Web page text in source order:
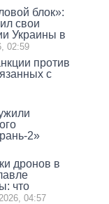
блок»:
свои
Украины в
02:59
против
с
2»
дронов в
что
04:57